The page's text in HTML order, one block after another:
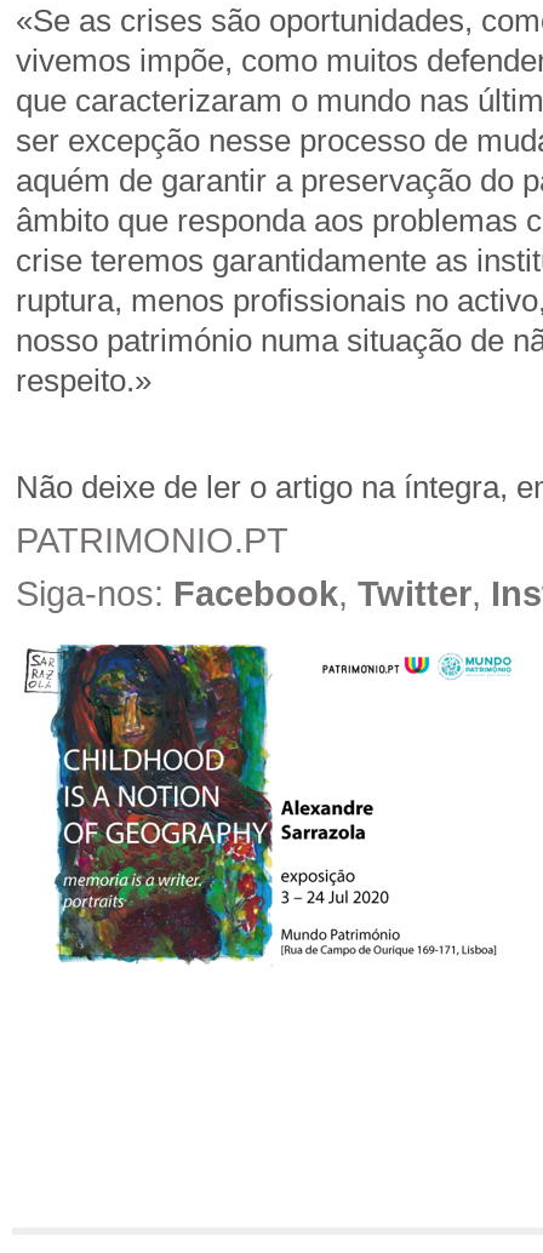
«Se as crises são oportunidades,
vivemos impõe, como muitos
que caracterizaram o mundo nas
ser excepção nesse processo de
aquém de garantir a preservação do
âmbito que responda aos problemas
crise teremos garantidamente as
ruptura, menos profissionais no
nosso património numa situação de
respeito.»
Não deixe de ler o artigo na íntegra,
PATRIMONIO.PT
Siga-nos: Facebook, Twitter,